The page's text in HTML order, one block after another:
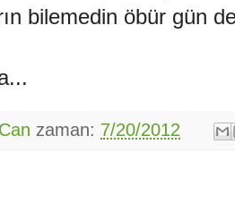
bilemedin öbür gün
zaman: 7/20/2012